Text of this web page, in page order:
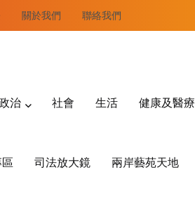
關於我們 聯絡我們
治 社會 生活 健康及醫療
司法放大鏡 兩岸藝苑天地